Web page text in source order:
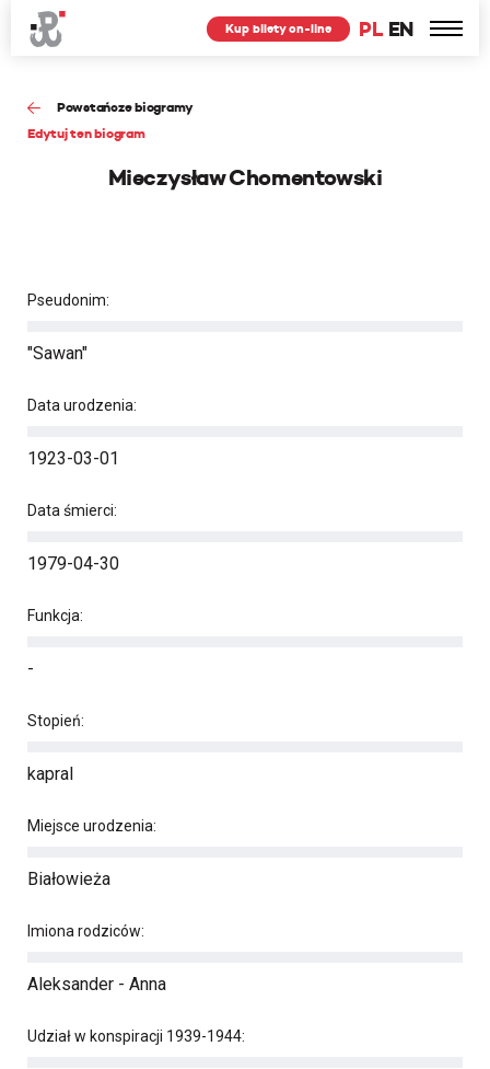
PL EN
Kup bilety on-line
Powstańcze biogramy
Edytuj ten biogram
Mieczysław Chomentowski
Pseudonim:
"Sawan"
Data urodzenia:
1923-03-01
Data śmierci:
1979-04-30
Funkcja:
-
Stopień:
kapral
Miejsce urodzenia:
Białowieża
Imiona rodziców:
Aleksander - Anna
Udział w konspiracji 1939-1944: